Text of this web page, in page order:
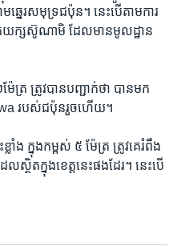
េរ​សមុទ្រ​ជប៉ុន។ នេះ​បើ​តាម​ការ​
ក្ស​ស៊ូណាមិ​ ដែល​មាន​មូលដ្ឋាន​
រ​ ត្រូវ​បាន​បញ្ជាក់​ថា​ បាន​មក​
របស់​ជប៉ុន​រួច​ហើយ។
ង ក្នុង​កម្ពស់​ ៥ ម៉ែត្រ​ ត្រូវ​គេ​រំពឹង​
ថិត​ក្នុង​ខេត្ត​នេះ​ផង​ដែរ។ នេះបើ​